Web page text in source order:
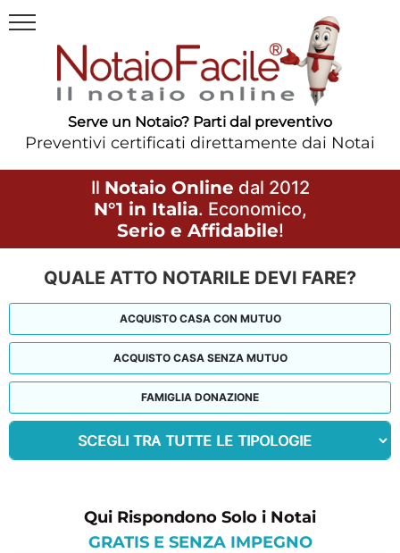
Serve un Notaio? Parti dal preventivo
Preventivi certificati direttamente dai Notai
Il Notaio Online dal 2012
N°1 in Italia. Economico,
Serio e Affidabile!
QUALE ATTO NOTARILE DEVI FARE?
ACQUISTO CASA CON MUTUO
ACQUISTO CASA SENZA MUTUO
FAMIGLIA DONAZIONE
Qui Rispondono Solo i Notai
GRATIS E SENZA IMPEGNO